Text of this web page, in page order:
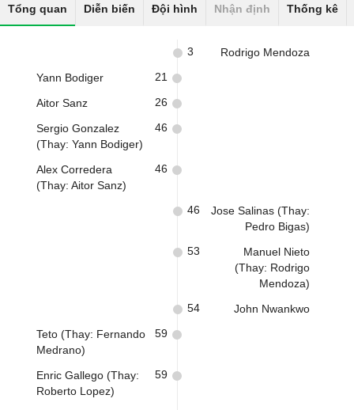
Tổng quan Diễn biến Đội hình Nhận định Thống kê
Rodrigo Mendoza
3
Yann Bodiger 21
Aitor Sanz 26
Sergio Gonzalez
(Thay: Yann Bodiger)
46
Alex Corredera
(Thay: Aitor Sanz)
46
Jose Salinas (Thay:
Pedro Bigas)
46
Manuel Nieto
(Thay: Rodrigo
Mendoza)
53
John Nwankwo
54
Teto (Thay: Fernando
Medrano)
59
Enric Gallego (Thay:
Roberto Lopez)
59